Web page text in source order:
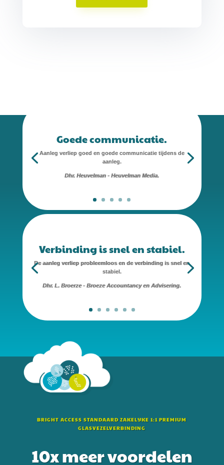
Goede communicatie.
Aanleg verliep goed en goede communicatie tijdens de
aanleg.
Dhr. Heuvelman - Heuvelman Media.
Verbinding is snel en stabiel.
De aanleg verliep probleemloos en de verbinding is snel en
stabiel.
Dhr. L. Broerze - Broeze Accountancy en Advisering.
BRIGHT ACCESS STANDAARD ZAKELIJKE 1:1 PREMIUM
GLASVEZELVERBINDING
10x meer voordelen